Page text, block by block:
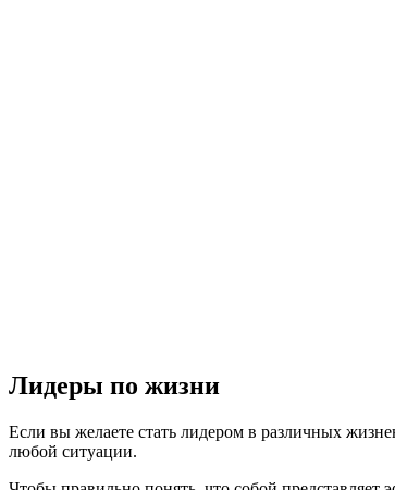
Лидеры по жизни
Если вы желаете стать лидером в различных
любой ситуации.